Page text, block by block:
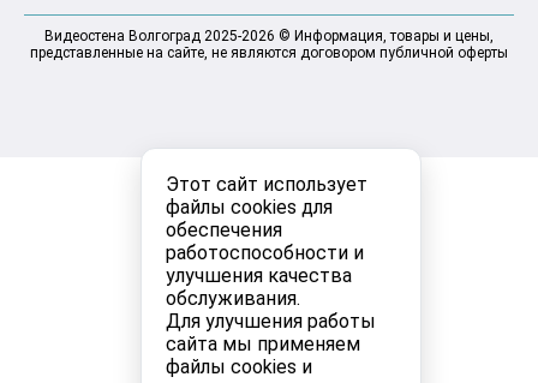
Этот сайт использует
файлы cookies для
обеспечения
работоспособности и
улучшения качества
обслуживания.
Для улучшения работы
сайта мы применяем
файлы cookies и
Видеостена Волгоград 2025-2026 © Информация, товары и цены,
представленные на сайте, не являются договором публичной оферты